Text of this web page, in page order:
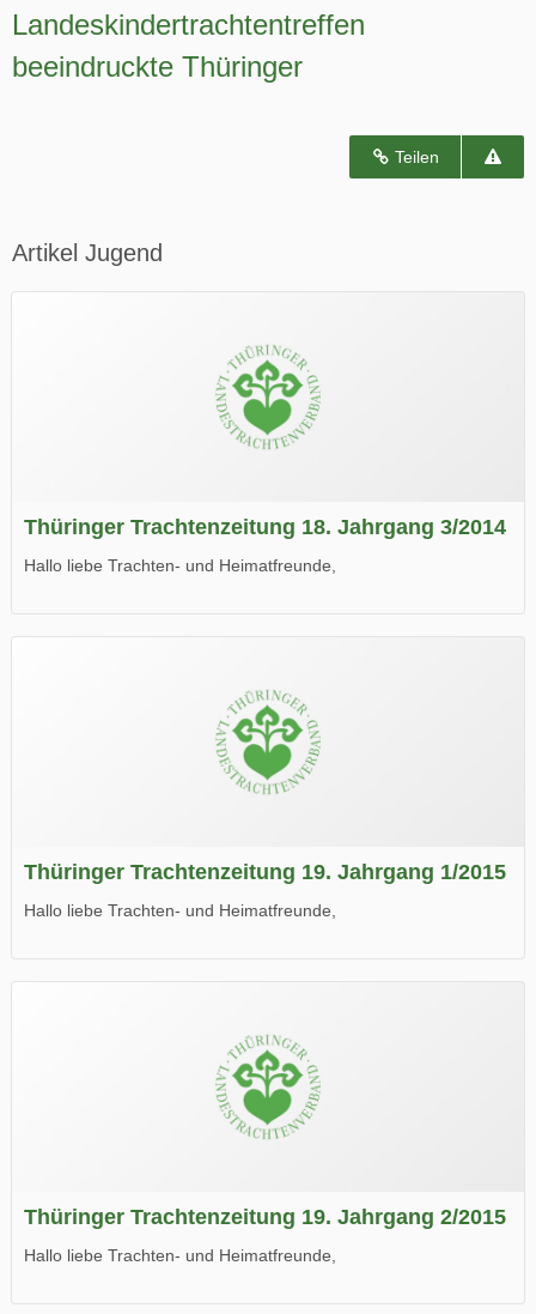
Landeskindertrachtentreffen
beeindruckte Thüringer
Teilen
Artikel Jugend
Thüringer Trachtenzeitung 18. Jahrgang 3/2014
Hallo liebe Trachten- und Heimatfreunde,
Wir wünschen Euch viel Spaß beim Lesen.
Thüringer Trachtenzeitung 19. Jahrgang 1/2015
Hallo liebe Trachten- und Heimatfreunde,
Wir wünschen Euch viel Spaß beim Lesen.
Thüringer Trachtenzeitung 19. Jahrgang 2/2015
Hallo liebe Trachten- und Heimatfreunde,